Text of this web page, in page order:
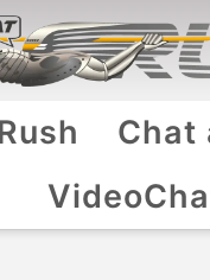
Chat